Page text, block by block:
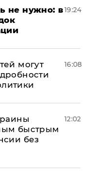
не нужно: в19:24
могут
16:08
быстрым
без
12:02